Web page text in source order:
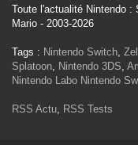
Toute l'actualité Nintendo
Mario - 2003-2026
Tags : Nintendo Switch,
Splatoon, Nintendo 3DS,
Nintendo Labo Nintendo
RSS Actu, RSS Tests